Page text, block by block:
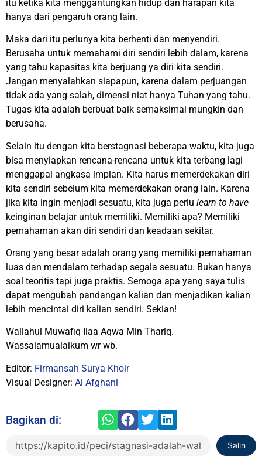
itu ketika kita menggantungkan hidup dan harapan kita
hanya dari pengaruh orang lain.
Maka dari itu perlunya kita berhenti dan menyendiri.
Berusaha untuk memahami diri sendiri lebih dalam, karena
yang tahu kapasitas kita berjuang ya diri kita sendiri.
Jangan menyalahkan siapapun, karena dalam perjuangan
tidak ada yang salah, dimensi niat hanya Tuhan yang tahu.
Tugas kita adalah berbuat baik semaksimal mungkin dan
berusaha.
Selain itu dengan kita berstagnasi beberapa waktu, kita juga
bisa menyiapkan rencana-rencana untuk kita terbang lagi
menggapai angkasa impian. Kita harus memerdekakan diri
kita sendiri sebelum kita memerdekakan orang lain. Karena
jika kita ingin menjadi sesuatu, kita juga perlu learn to have
keinginan belajar untuk memiliki. Memiliki apa? Memiliki
pemahaman akan diri sendiri dan keadaan sekitar.
Orang yang besar adalah orang yang memiliki pemahaman
luas dan mendalam terhadap segala sesuatu. Bukan hanya
soal teoritis tapi juga praktis. Semoga apa yang saya tulis
dapat mengubah pandangan kalian dan menjadikan kalian
lebih mencintai diri kalian sendiri. Sekian!
Wallahul Muwafiq Ilaa Aqwa Min Thariq.
Wassalamualaikum wr wb.
Editor: Firmansah Surya Khoir
Visual Designer: Al Afghani
Bagikan di:
Salin